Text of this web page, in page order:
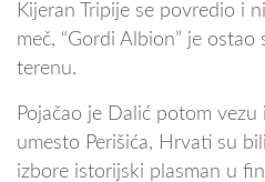
Kijeran Tripije se povredio i
meč, “Gordi Albion” je ostao
terenu.
Pojačao je Dalić potom
umesto Perišića, Hrvati su
izbore istorijski plasman u